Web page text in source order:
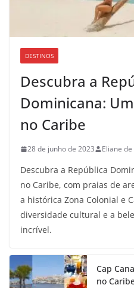
DESTINOS
Descubra a
Dominicana:
no Caribe
28 de junho de 2023 Eliane de
Descubra a República
no Caribe, com praias de
a histórica Zona Colonial e
diversidade cultural e a
incrível.
Cap
no